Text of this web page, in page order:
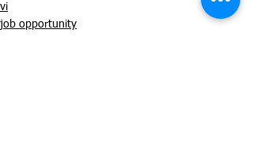
vi
job opportunity